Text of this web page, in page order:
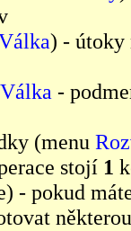
) - útoky
Válka -
(menu
stojí 1
) - pokud